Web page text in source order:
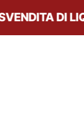
DI